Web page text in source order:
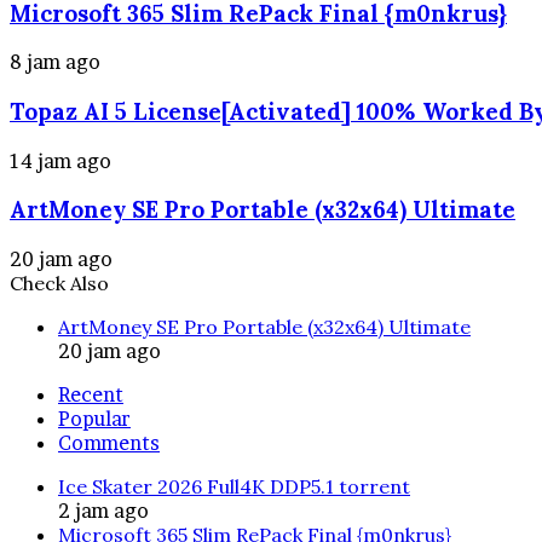
Microsoft 365 Slim RePack Final {m0nkrus}
8 jam ago
Topaz AI 5 License[Activated] 100% Worked
14 jam ago
ArtMoney SE Pro Portable (x32x64) Ultimate
20 jam ago
Check Also
ArtMoney SE Pro Portable (x32x64) Ultimate
20 jam ago
Recent
Popular
Comments
Ice Skater 2026 Full4K DDP5.1 torrent
2 jam ago
Microsoft 365 Slim RePack Final {m0nkrus}